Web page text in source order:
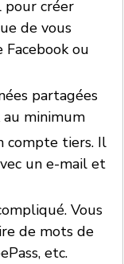
pour créer
de vous
ou
partagées
au minimum
compte tiers. Il
un e-mail et
Vous
de mots de
etc.